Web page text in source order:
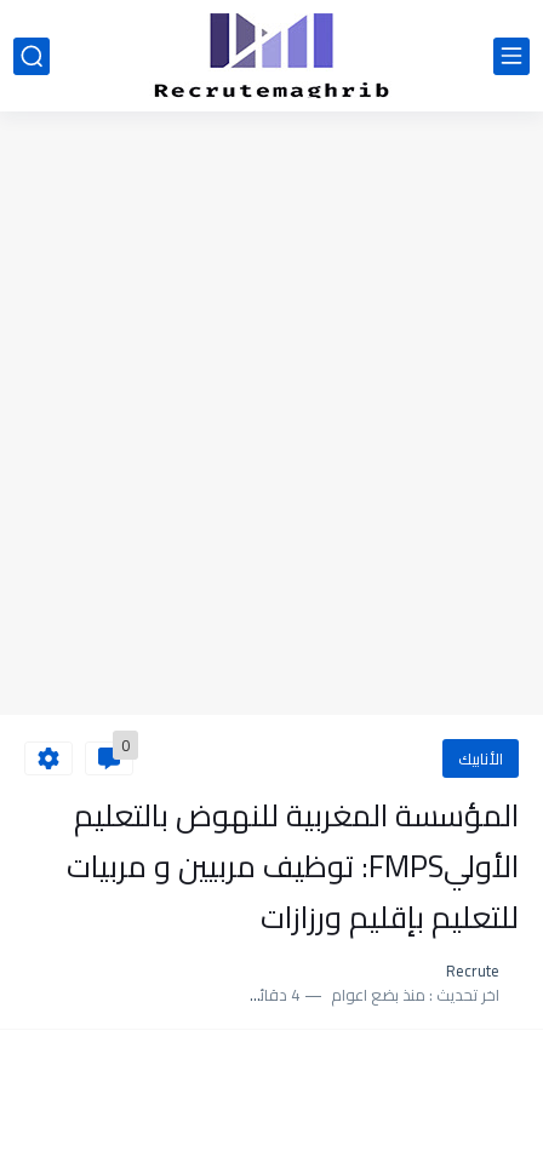
الأنابيك 0
المؤسسة المغربية للنهوض بالتعليم
الأوليFMPS: توظيف مربيين و مربيات
للتعليم بإقليم ورزازات
Recrute
اخر تحديث : منذ بضع اعوام 4 دقائق للقراءة